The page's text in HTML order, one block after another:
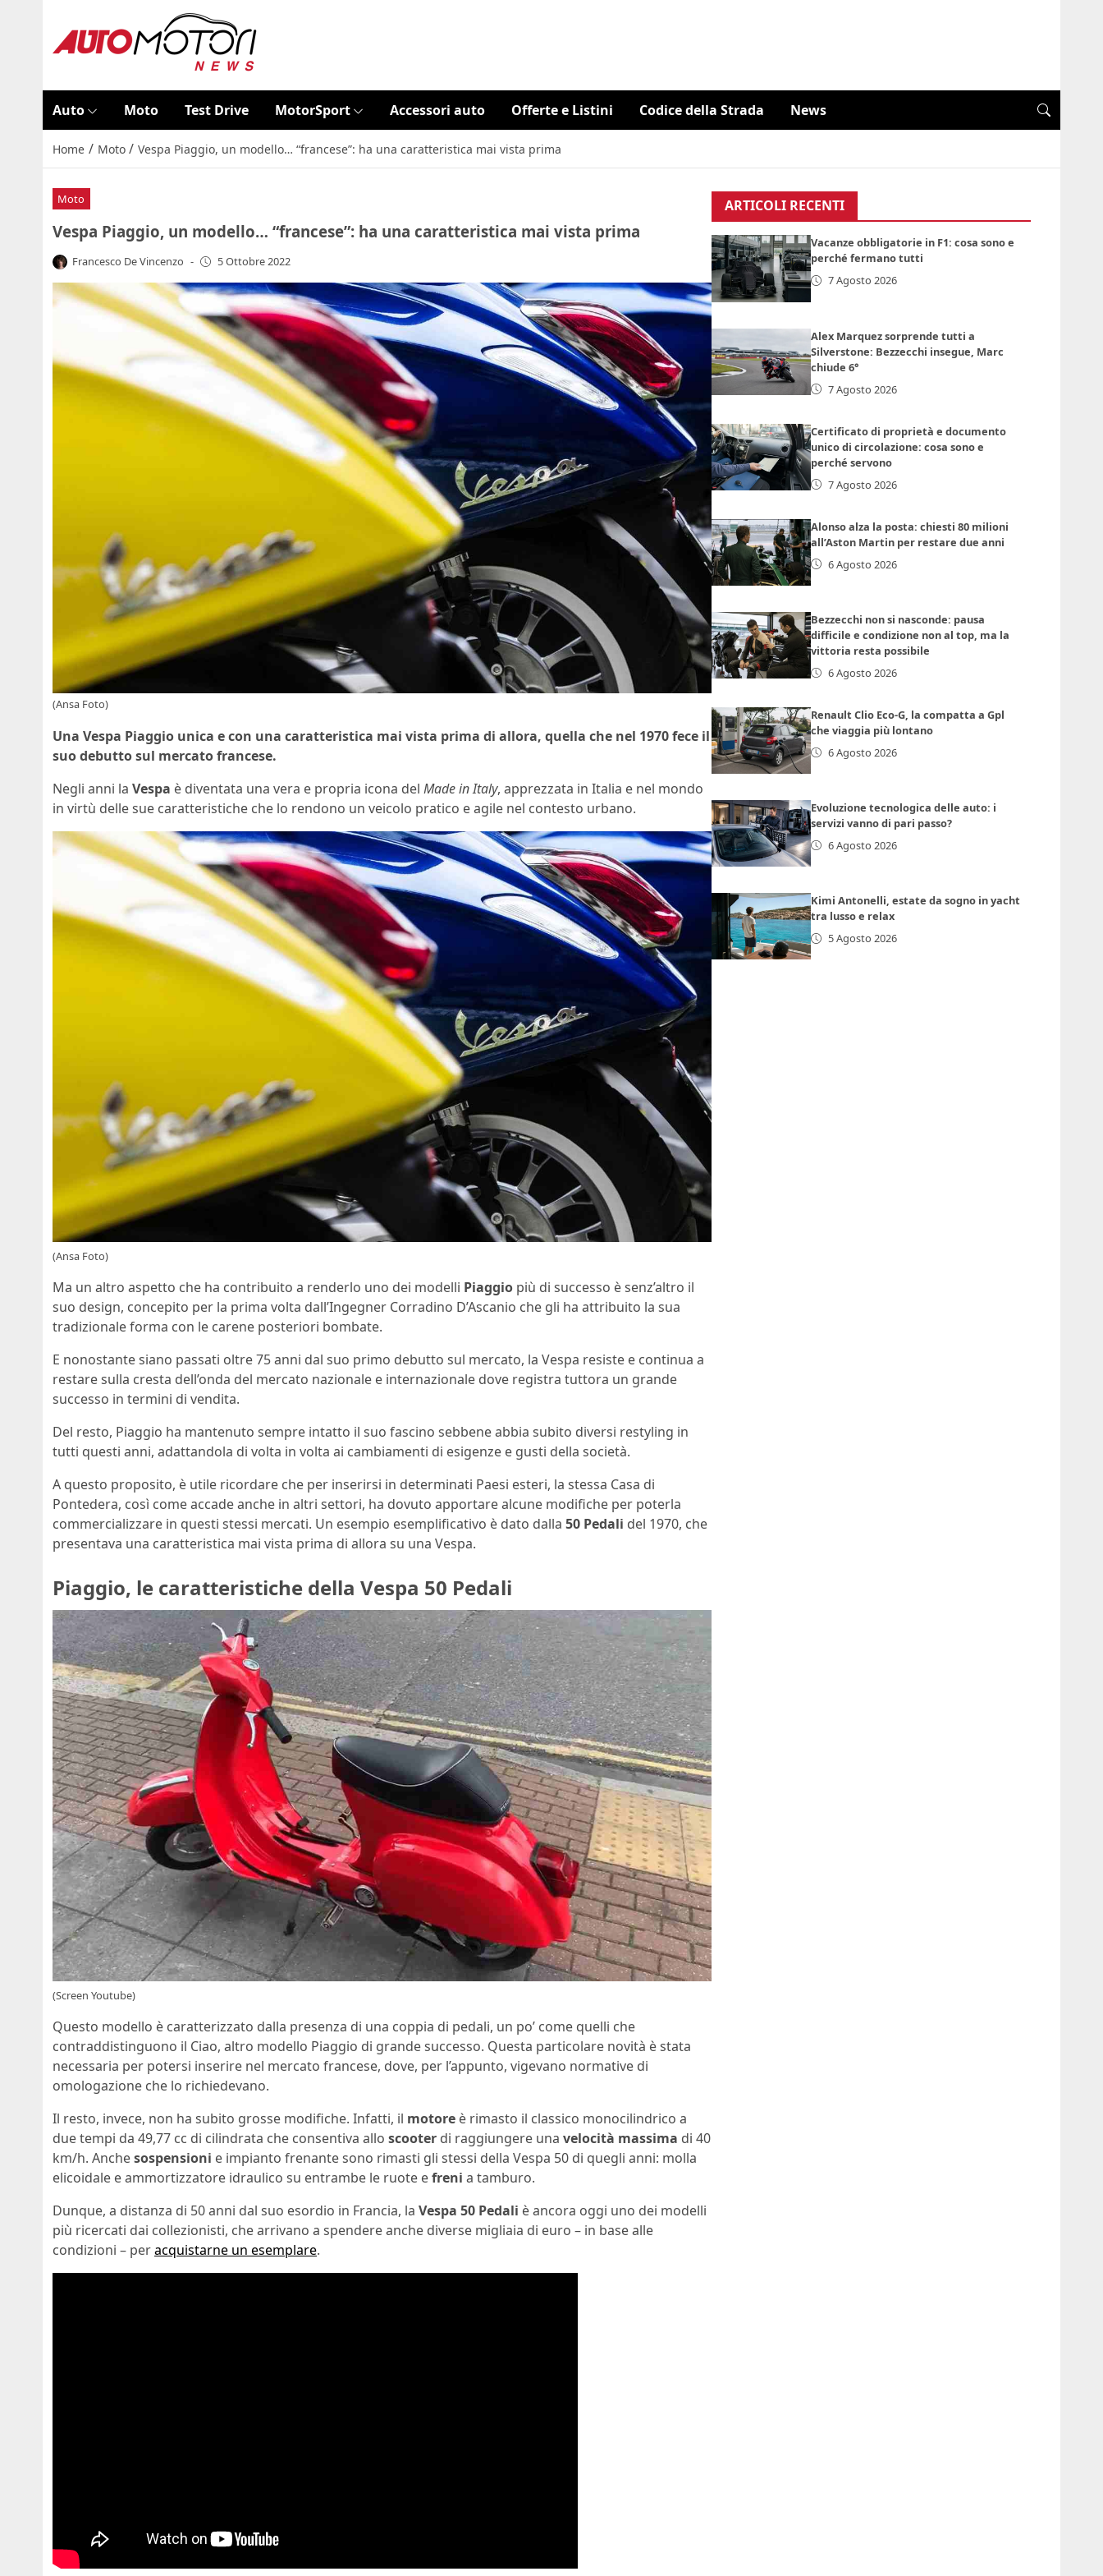
Auto Moto Test Drive MotorSport Accessori auto Offerte e Listini Codice della Strada News
Home / Moto / Vespa Piaggio, un modello… “francese”: ha una caratteristica mai vista prima
Moto
Vespa Piaggio, un modello… “francese”: ha una caratteristica mai vista prima
Francesco De Vincenzo - 5 Ottobre 2022
(Ansa Foto)
Una Vespa Piaggio unica e con una caratteristica mai vista prima di allora, quella che nel 1970 fece il
suo debutto sul mercato francese.
Negli anni la Vespa è diventata una vera e propria icona del Made in Italy, apprezzata in Italia e nel mondo
in virtù delle sue caratteristiche che lo rendono un veicolo pratico e agile nel contesto urbano.
(Ansa Foto)
Ma un altro aspetto che ha contribuito a renderlo uno dei modelli Piaggio più di successo è senz’altro il
suo design, concepito per la prima volta dall’Ingegner Corradino D’Ascanio che gli ha attribuito la sua
tradizionale forma con le carene posteriori bombate.
E nonostante siano passati oltre 75 anni dal suo primo debutto sul mercato, la Vespa resiste e continua a
restare sulla cresta dell’onda del mercato nazionale e internazionale dove registra tuttora un grande
successo in termini di vendita.
Del resto, Piaggio ha mantenuto sempre intatto il suo fascino sebbene abbia subito diversi restyling in
tutti questi anni, adattandola di volta in volta ai cambiamenti di esigenze e gusti della società.
A questo proposito, è utile ricordare che per inserirsi in determinati Paesi esteri, la stessa Casa di
Pontedera, così come accade anche in altri settori, ha dovuto apportare alcune modifiche per poterla
commercializzare in questi stessi mercati. Un esempio esemplificativo è dato dalla 50 Pedali del 1970, che
presentava una caratteristica mai vista prima di allora su una Vespa.
Piaggio, le caratteristiche della Vespa 50 Pedali
(Screen Youtube)
Questo modello è caratterizzato dalla presenza di una coppia di pedali, un po’ come quelli che
contraddistinguono il Ciao, altro modello Piaggio di grande successo. Questa particolare novità è stata
necessaria per potersi inserire nel mercato francese, dove, per l’appunto, vigevano normative di
omologazione che lo richiedevano.
Il resto, invece, non ha subito grosse modifiche. Infatti, il motore è rimasto il classico monocilindrico a
due tempi da 49,77 cc di cilindrata che consentiva allo scooter di raggiungere una velocità massima di 40
km/h. Anchesospensioni e impianto frenante sono rimasti gli stessi della Vespa 50 di quegli anni: molla
elicoidale e ammortizzatore idraulico su entrambe le ruote efreni a tamburo.
Dunque, a distanza di 50 anni dal suo esordio in Francia, la Vespa 50 Pedali è ancora oggi uno dei modelli
più ricercati dai collezionisti, che arrivano a spendere anche diverse migliaia di euro – in base alle
condizioni – peracquistarne un esemplare.
ARTICOLI RECENTI
Vacanze obbligatorie in F1: cosa sono e
perché fermano tutti
7 Agosto 2026
Alex Marquez sorprende tutti a
Silverstone: Bezzecchi insegue, Marc
chiude 6°
7 Agosto 2026
Certificato di proprietà e documento
unico di circolazione: cosa sono e
perché servono
7 Agosto 2026
Alonso alza la posta: chiesti 80 milioni
all’Aston Martin per restare due anni
6 Agosto 2026
Bezzecchi non si nasconde: pausa
difficile e condizione non al top, ma la
vittoria resta possibile
6 Agosto 2026
Renault Clio Eco-G, la compatta a Gpl
che viaggia più lontano
6 Agosto 2026
Evoluzione tecnologica delle auto: i
servizi vanno di pari passo?
6 Agosto 2026
Kimi Antonelli, estate da sogno in yacht
tra lusso e relax
5 Agosto 2026